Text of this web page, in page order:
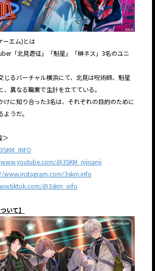
ーエム)とは
「北見遊征」「魁星」「榊ネス」3名のユニ
じるバーチャル横浜にて、北見は呪術師、魁星
、異なる職業で生計を立てている。
けに知り合った3名は、それぞれの目的のために
うだ。
＞
@3SKM_nijisanji
www.instagram.com/3skm.info
@3skm_info
いて】